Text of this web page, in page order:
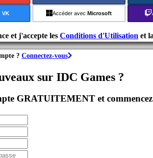
VK Accèder avec Microsoft
et j'accepte les Conditions d'Utilisation et la
? Connectez-vous
sur IDC Games ?
GRATUITEMENT et